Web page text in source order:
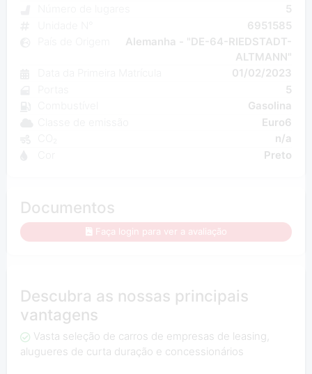
5
6951585
Alemanha - "DE-64-RIEDSTADT-
ALTMANN"
01/02/2023
5
Gasolina
Euro6
n/a
Preto
Documentos
Faça login para ver a avaliação
Descubra as nossas principais
vantagens
Vasta seleção de carros de empresas de leasing,
alugueres de curta duração e concessionários